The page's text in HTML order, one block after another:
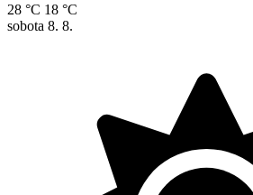
28 °C 18 °C
sobota 8. 8.